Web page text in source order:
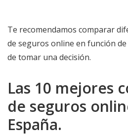
Te recomendamos comparar
de seguros online en función
de tomar una decisión.
Las 10 mejores
de seguros
España.